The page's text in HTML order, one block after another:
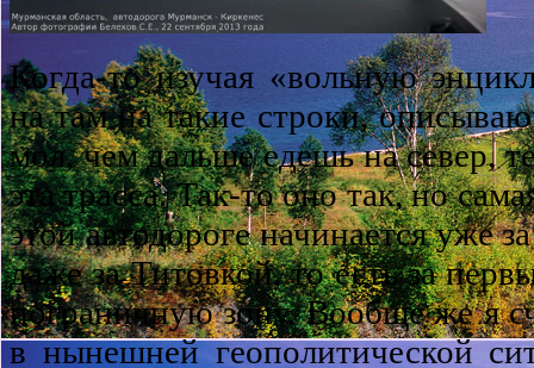
Когда-то изучая «вольную
на там на такие строки,
мол, чем дальше едешь на север,
эта трасса. Так-то оно так, но
этой автодороге начинается уже
даже за Титовкой, то есть за
пограничную зону. Вообще же я
в нынешней геополитической